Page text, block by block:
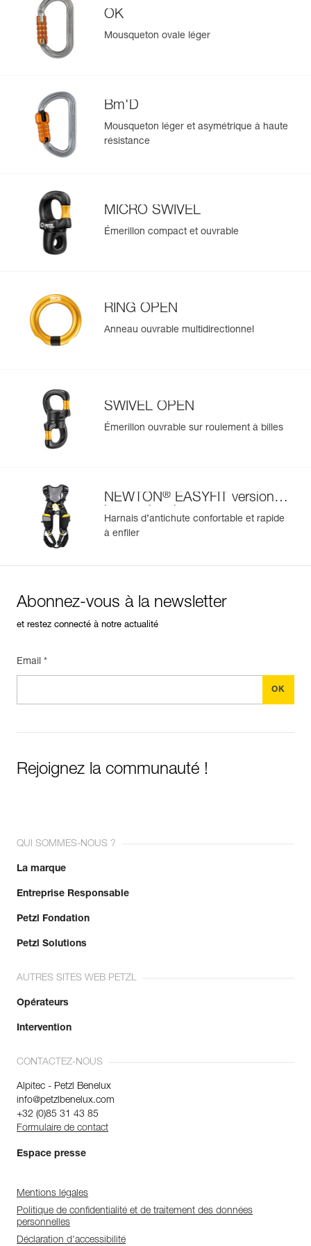
OK
Mousqueton ovale léger
Bm'D
Mousqueton léger et asymétrique à haute
résistance
MICRO SWIVEL
Émerillon compact et ouvrable
RING OPEN
Anneau ouvrable multidirectionnel
SWIVEL OPEN
Émerillon ouvrable sur roulement à billes
NEWTON® EASYFIT version
internationale
Harnais d’antichute confortable et rapide
à enfiler
Abonnez-vous à la newsletter
et restez connecté à notre actualité
Email *
Rejoignez la communauté !
QUI SOMMES-NOUS ?
La marque
Entreprise Responsable
Petzl Fondation
Petzl Solutions
AUTRES SITES WEB PETZL
Opérateurs
Intervention
CONTACTEZ-NOUS
Alpitec - Petzl Benelux
info@petzlbenelux.com
+32 (0)85 31 43 85
Formulaire de contact
Espace presse
Mentions légales
Politique de confidentialité et de traitement des données
personnelles
Déclaration d'accessibilité